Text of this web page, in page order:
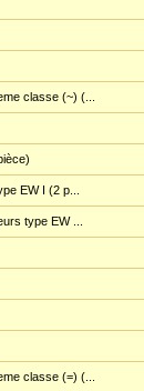
classe (~) (...
EW I (2 p...
type EW ...
classe (=) (...